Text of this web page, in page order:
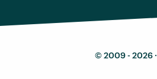
© 2009 - 2026 ·